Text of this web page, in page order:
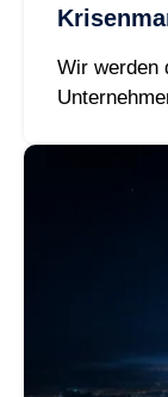
Wir werden